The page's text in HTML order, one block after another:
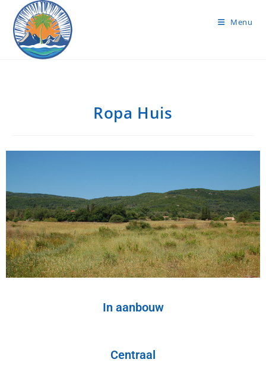
Menu
Ropa Huis
In aanbouw
Centraal